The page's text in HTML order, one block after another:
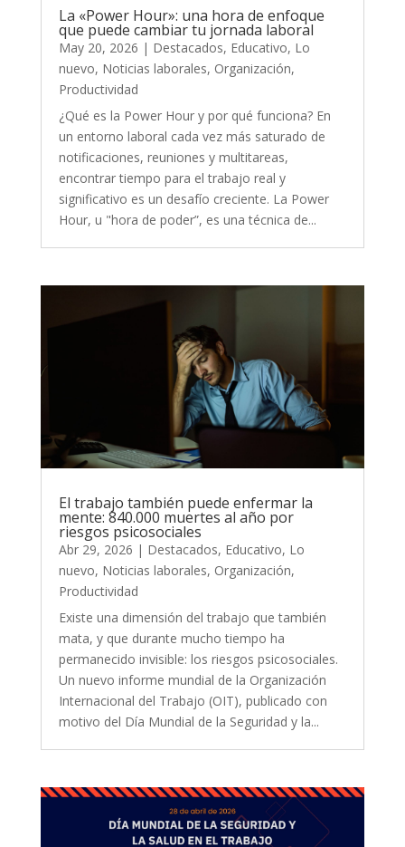
La «Power Hour»: una hora de enfoque
que puede cambiar tu jornada laboral
May 20, 2026 | Destacados, Educativo, Lo
nuevo, Noticias laborales, Organización,
Productividad
¿Qué es la Power Hour y por qué funciona? En
un entorno laboral cada vez más saturado de
notificaciones, reuniones y multitareas,
encontrar tiempo para el trabajo real y
significativo es un desafío creciente. La Power
Hour, u "hora de poder”, es una técnica de...
El trabajo también puede enfermar la
mente: 840.000 muertes al año por
riesgos psicosociales
Abr 29, 2026 | Destacados, Educativo, Lo
nuevo, Noticias laborales, Organización,
Productividad
Existe una dimensión del trabajo que también
mata, y que durante mucho tiempo ha
permanecido invisible: los riesgos psicosociales.
Un nuevo informe mundial de la Organización
Internacional del Trabajo (OIT), publicado con
motivo del Día Mundial de la Seguridad y la...